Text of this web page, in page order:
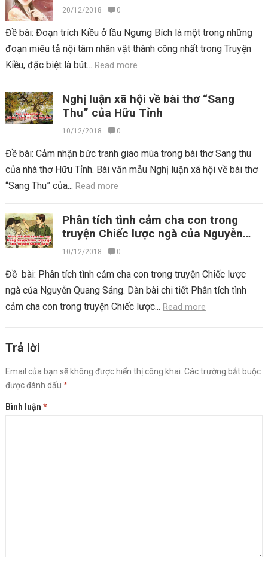
vật và bút pháp tả cảnh ngụ tình
20/12/2018 0
Đề bài: Đoạn trích Kiều ở lầu Ngưng Bích là một trong những
đoạn miêu tả nội tâm nhân vật thành công nhất trong Truyện
Kiều, đặc biệt là bút... Read more
Nghị luận xã hội về bài thơ “Sang
Thu” của Hữu Tỉnh
10/12/2018 0
Đề bài: Cảm nhận bức tranh giao mùa trong bài thơ Sang thu
của nhà thơ Hữu Tỉnh. Bài văn mẫu Nghị luận xã hội về bài thơ
“Sang Thu” của... Read more
Phân tích tình cảm cha con trong
truyện Chiếc lược ngà của Nguyễn
Quang Sáng
10/12/2018 0
Đề bài: Phân tích tình cảm cha con trong truyện Chiếc lược
ngà của Nguyễn Quang Sáng. Dàn bài chi tiết Phân tích tình
cảm cha con trong truyện Chiếc lược... Read more
Trả lời
Email của bạn sẽ không được hiển thị công khai. Các trường bắt buộc
được đánh dấu *
Bình luận *